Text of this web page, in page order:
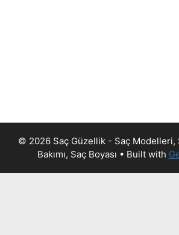
© 2026 Saç Güzellik - Saç Modelleri,
Bakımı, Saç Boyası • Built with